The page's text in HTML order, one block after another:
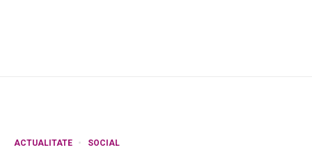
ACTUALITATE SOCIAL